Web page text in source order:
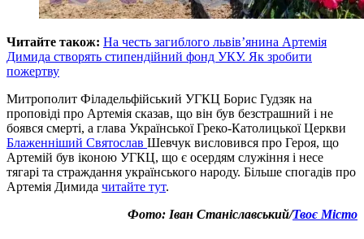
Читайте також: На честь загиблого львів’янина Артемія
Димида створять стипендійний фонд УКУ. Як зробити
пожертву
Митрополит Філадельфійський УГКЦ Борис Гудзяк на
проповіді про Артемія сказав, що він був безстрашний і не
боявся смерті, а глава Української Греко-Католицької Церкви
Блаженніший Святослав Шевчук висловився про Героя, що
Артемій був іконою УГКЦ, що є осердям служіння і несе
тягарі та страждання українського народу. Більше спогадів про
Артемія Димида читайте тут.
Фото: Іван Станіславський/Твоє Місто